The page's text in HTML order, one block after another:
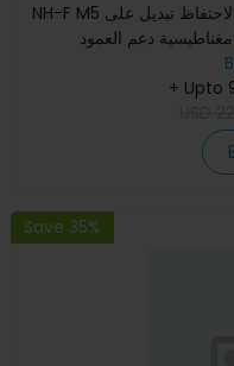
NH-F M5 مسمار ثقب النوع الصغير 30 كجم قوة الاحتفاظ تبديل على
دعم العمود
+ Upto
Save 35%